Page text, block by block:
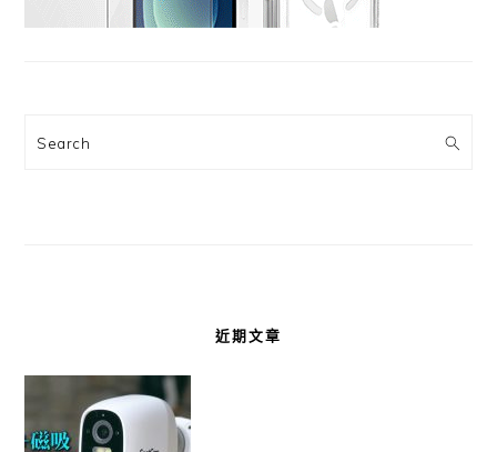
Search
近期文章